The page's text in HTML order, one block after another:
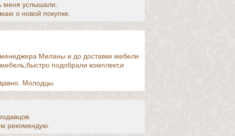
меня услышали.
о новой покупке.
Миланы и до доставки мебели
подобрали комплект,и
Молодцы.
рекомендую.